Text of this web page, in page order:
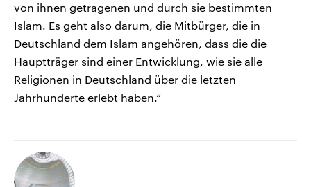
von ihnen getragenen und durch sie bestimmten
Islam. Es geht also darum, die Mitbürger, die in
Deutschland dem Islam angehören, dass die die
Hauptträger sind einer Entwicklung, wie sie alle
Religionen in Deutschland über die letzten
Jahrhunderte erlebt haben.“